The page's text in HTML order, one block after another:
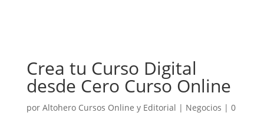
Crea tu Curso Digital
desde Cero Curso Online
por Altohero Cursos Online y Editorial | Negocios | 0